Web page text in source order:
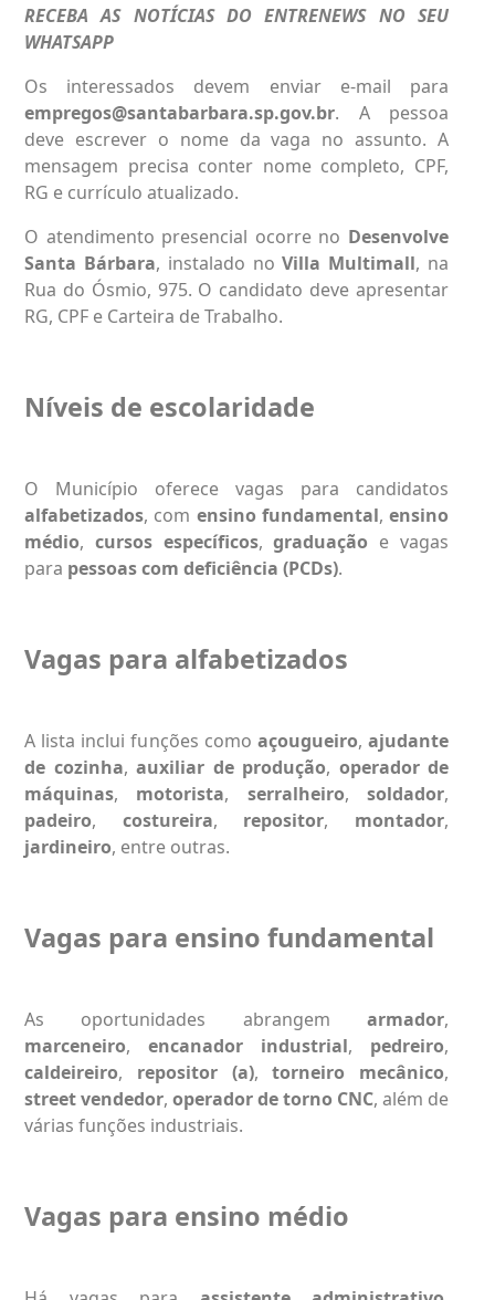
RECEBA AS NOTÍCIAS DO ENTRENEWS NO SEU
WHATSAPP
Os interessados devem enviar e-mail para
empregos@santabarbara.sp.gov.br. A pessoa
deve escrever o nome da vaga no assunto. A
mensagem precisa conter nome completo, CPF,
RG e currículo atualizado.
O atendimento presencial ocorre no Desenvolve
Santa Bárbara, instalado noVilla Multimall, na
Rua do Ósmio, 975. O candidato deve apresentar
RG, CPF e Carteira de Trabalho.
Níveis de escolaridade
O Município oferece vagas para candidatos
alfabetizados, com ensino fundamental, ensino
médio, cursos específicos,graduação e vagas
para pessoas com deficiência (PCDs).
Vagas para alfabetizados
A lista inclui funções como açougueiro,ajudante
de cozinha, auxiliar de produção, operador de
máquinas, motorista, serralheiro,soldador,
padeiro, costureira, repositor, montador,
jardineiro, entre outras.
Vagas para ensino fundamental
As oportunidades abrangem armador,
marceneiro, encanador industrial, pedreiro,
caldeireiro, repositor (a),torneiro mecânico,
street vendedor, operador de torno CNC, além de
várias funções industriais.
Vagas para ensino médio